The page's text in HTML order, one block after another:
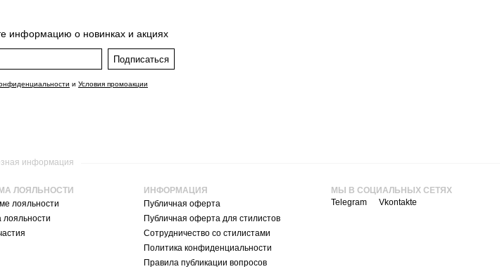
информацию о новинках и акциях
Подписаться
и Условия промоакции
информация
МЫ В СОЦИАЛЬНЫХ СЕТЯХ
Telegram
Vkontakte
ЛОЯЛЬНОСТИ
лояльности
лояльности
ИНФОРМАЦИЯ
Публичная оферта
Публичная оферта для стилистов
Сотрудничество со стилистами
Политика конфиденциальности
Правила публикации вопросов